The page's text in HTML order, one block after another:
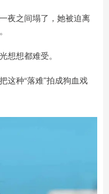
夜之间塌了，她被迫离
想想都难受。
这种“落难”拍成狗血戏